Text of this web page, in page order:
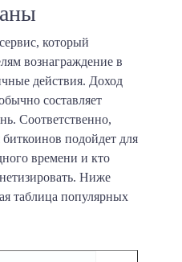
который
вознаграждение в
действия. Доход
составляет
Соответственно,
подойдет для
времени и кто
Ниже
таблица популярных